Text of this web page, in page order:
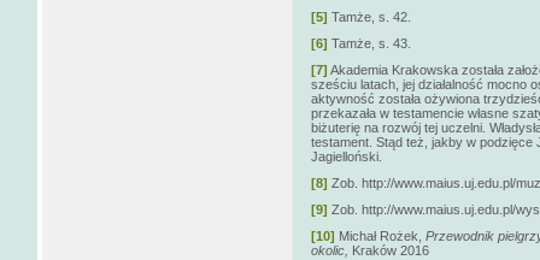
[5] Tamże, s. 42.
[6] Tamże, s. 43.
[7] Akademia Krakowska została
sześciu latach, jej działalność mocno
aktywność została ożywiona
przekazała w testamencie własne
biżuterię na rozwój tej uczelni.
testament. Stąd też, jakby w podzięce
Jagielloński.
[8] Zob. http://www.maius.uj.edu.pl/
[9] Zob. http://www.maius.uj.edu.pl/
[10] Michał Rożek, Przewodnik
okolic, Kraków 2016